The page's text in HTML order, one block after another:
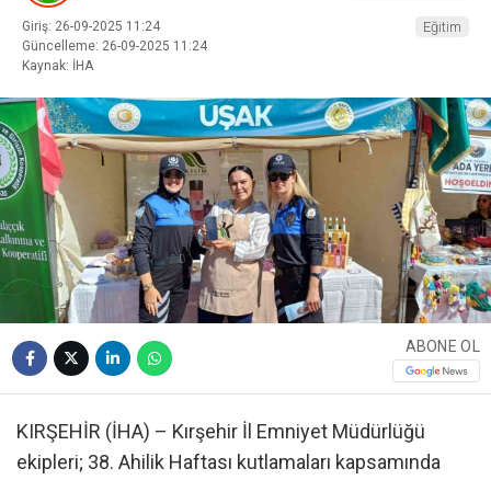
Giriş: 26-09-2025 11:24
Güncelleme: 26-09-2025 11:24
Kaynak: İHA
Eğitim
ABONE OL
KIRŞEHİR (İHA) – Kırşehir İl Emniyet Müdürlüğü
ekipleri; 38. Ahilik Haftası kutlamaları kapsamında